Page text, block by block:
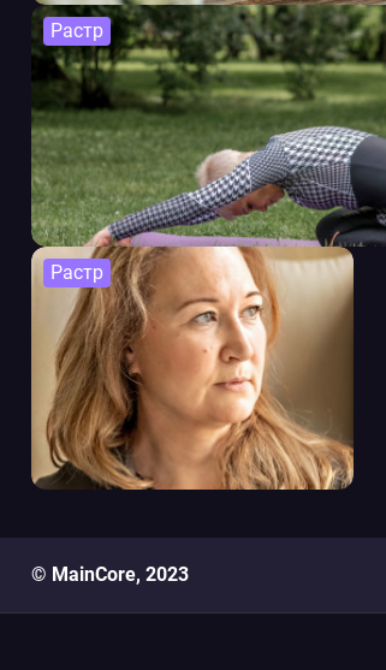
Растр
Растр
© MainCore, 2023